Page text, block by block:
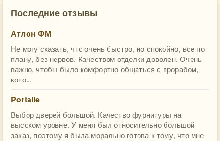
Последние отзывы
Атлон ФМ
Не могу сказать, что очень быстро, но спокойно, все по
плану, без нервов. Качеством отделки доволен. Очень
важно, чтобы было комфортно общаться с прорабом,
кото...
Portalle
Выбор дверей большой. Качество фурнитуры на
высоком уровне. У меня был относительно большой
заказ, поэтому я была морально готова к тому, что мне